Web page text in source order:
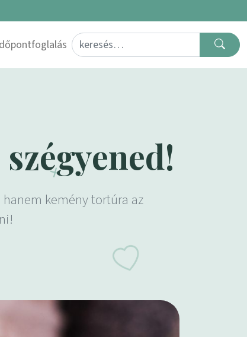
Search for:
kemény tortúra az